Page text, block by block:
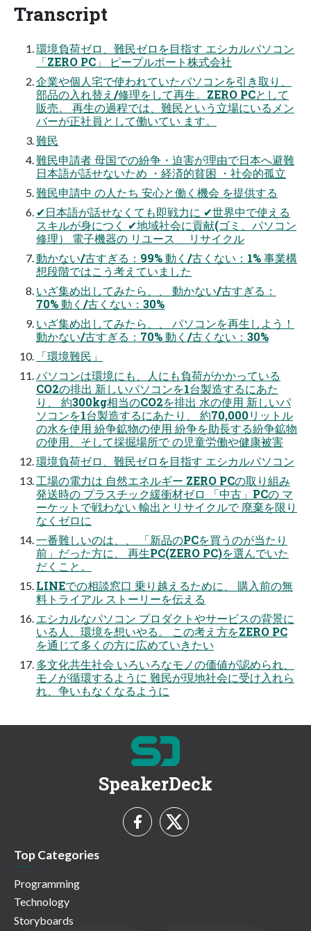
Transcript
環境負荷ゼロ、難民ゼロを目指す エシカルパソコン
「ZERO PC」 ピープルポート株式会社
企業や個人宅で使われていたパソコンを引き取り、
部品の入れ替え/修理をして再生。ZERO PCとして
販売。 再生の過程では、難民という立場にいるメン
バーが正社員として働いてい ます。
難民
難民申請者 母国での紛争・迫害が理由で日本へ避難
日本語が話せないため ・経済的貧困 ・社会的孤立
難民申請中 の人たち 安心と働く機会 を提供する
✔日本語が話せなくても即戦力に ✔世界中で使える
スキルが身につく ✔地域社会に貢献(ゴミ、パソコン
修理） 電子機器の リユース リサイクル
動かない/古すぎる：99% 動く/古くない：1% 事業構
想段階ではこう考えていました
いざ集め出してみたら、、 動かない/古すぎる：
70% 動く/古くない：30%
いざ集め出してみたら、、 パソコンを再生しよう！
動かない/古すぎる：70% 動く/古くない：30%
「環境難民」
パソコンは環境にも、人にも負荷がかかっている
CO2の排出 新しいパソコンを1台製造するにあた
り、 約300kg相当のCO2を排出 水の使用 新しいパ
ソコンを1台製造するにあたり、 約70,000リットル
の水を使用 紛争鉱物の使用 紛争を助長する紛争鉱物
の使用、そして採掘場所で の児童労働や健康被害
環境負荷ゼロ、難民ゼロを目指す エシカルパソコン
工場の電力は 自然エネルギー ZERO PCの取り組み
発送時の プラスチック緩衝材ゼロ 「中古」PCの マ
ーケットで戦わない 輸出とリサイクルで 廃棄を限り
なくゼロに
一番難しいのは、、 「新品のPCを買うのが当たり
前」だった方に、 再生PC(ZERO PC)を選んでいた
だくこと。
LINEでの相談窓口 乗り越えるために、 購入前の無
料トライアル ストーリーを伝える
エシカルなパソコン プロダクトやサービスの背景に
いる人、環境を想いやる。 この考え方をZERO PC
を通じて多くの方に広めていきたい
多文化共生社会 いろいろなモノの価値が認められ、
モノが循環するように 難民が現地社会に受け入れら
れ、争いもなくなるように
SpeakerDeck
Top Categories
Programming
Technology
Storyboards